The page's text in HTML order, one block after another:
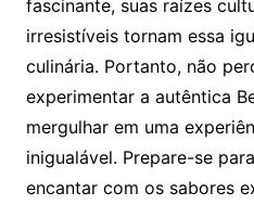
fascinante, suas raízes
irresistíveis tornam essa
culinária. Portanto, não
experimentar a autêntica
mergulhar em uma
inigualável. Prepare-se
encantar com os sabores